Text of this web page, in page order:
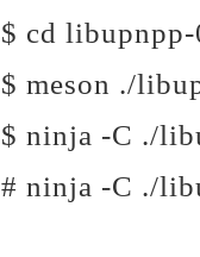
$ cd
$ meson ./
$ ninja -C ./
# ninja -C ./